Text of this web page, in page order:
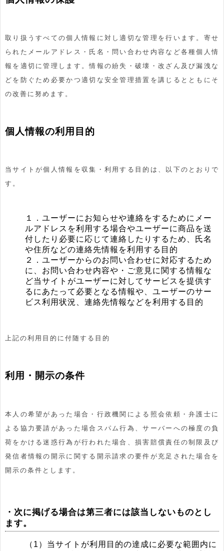
取り扱うすべての個人情報に対し適切な管理を行います。寄せ
られたメールアドレス・氏名・問い合わせ内容など各種個人情
報を適切に管理します。情報の紛失・破壊・改ざん及び漏洩な
どを防ぐため必要かつ適切な安全管理措置を講じるとともにそ
の改善に努めます。
個人情報の利用目的
当サイトが個人情報を収集・利用する目的は、以下のとおりで
す。
１．ユーザーにお知らせや連絡をするためにメー
ルアドレスを利用する場合やユーザーに商品を送
付したり必要に応じて連絡したりするため、氏名
や住所などの連絡先情報を利用する目的
２．ユーザーからのお問い合わせに対応するため
に、お問い合わせ内容や・ご意見に関する情報な
ど当サイトがユーザーに対してサービスを提供す
るにあたって必要となる情報や、ユーザーのサー
ビス利用状況、連絡先情報などを利用する目的
上記の利用目的に付随する目的
利用・開示の条件
本人の希望があった場合・行政機関による照会依頼・弁護士に
よる協力要請があった場合スパム行為、サーバーへの極度の負
荷をかける迷惑行為が行われた場合、損害賠償責任の制限及び
発信者情報の開示に関する開示請求の要件が充足された場合を
開示の条件とします。
・次に掲げる場合は第三者には該当しないものとし
ます。
（1）当サイトが利用目的の達成に必要な範囲内に